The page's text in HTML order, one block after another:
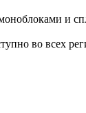
и
во всех